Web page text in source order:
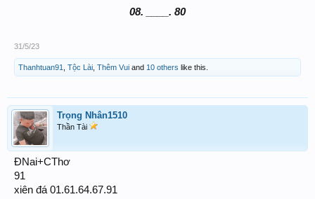
08. ____. 80
31/5/23
Thanhtuan91 Tộc Lài Thêm Vui and 10 others like this.
Trọng Nhân1510
Thần Tài
ĐNai+CThơ
91
xiên đá 01.61.64.67.91